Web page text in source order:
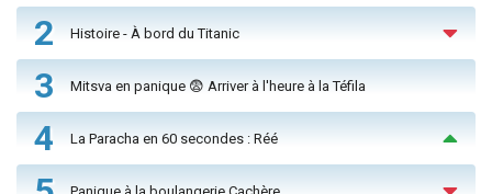
2 Histoire - À bord du Titanic
3 Mitsva en panique 😨 Arriver à l'heure à la Téfila
4 La Paracha en 60 secondes : Réé